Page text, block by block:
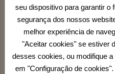
O lançamento oficial
novembro de 2025, em
– Orizzonti e Opportunità
pelo Ordine dei Dottori
Contabili di Milano (ODCEC
nosso escritório.
seu dispositivo para garantir o
segurança dos nossos
melhor experiência de
"Aceitar cookies" se estiver
desses cookies, ou modifique
em "Configuração de